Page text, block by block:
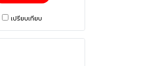
เปรียบเทียบ